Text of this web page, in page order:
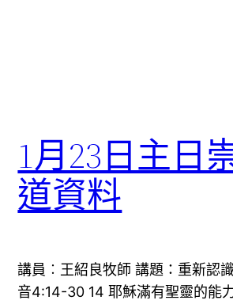
1月23日主日
道資料
講員︰王紹良牧師 講題：重新認
音4:14-30 14 耶穌滿有聖靈的能